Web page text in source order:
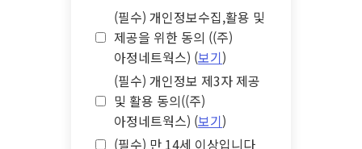
(필수) 개인정보수집,활용 및
제공을 위한 동의 ((주)
아정네트웍스) (보기)
(필수) 개인정보 제3자 제공
및 활용 동의((주)
아정네트웍스) (보기)
(필수) 만 14세 이상입니다